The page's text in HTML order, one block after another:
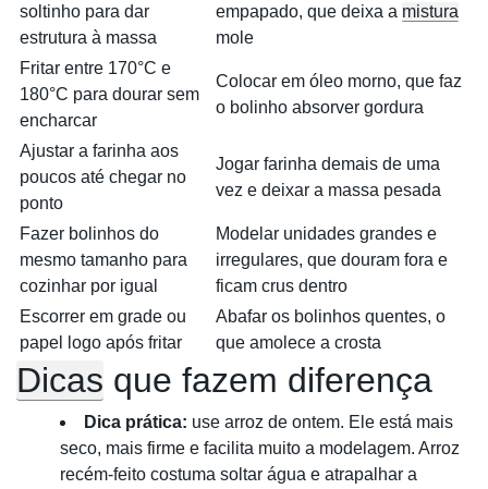
soltinho para dar
estrutura à massa
empapado, que deixa a mistura
mole
Fritar entre 170°C e
180°C para dourar sem
encharcar
Colocar em óleo morno, que faz
o bolinho absorver gordura
Ajustar a farinha aos
poucos até chegar no
ponto
Jogar farinha demais de uma
vez e deixar a massa pesada
Fazer bolinhos do
mesmo tamanho para
cozinhar por igual
Modelar unidades grandes e
irregulares, que douram fora e
ficam crus dentro
Escorrer em grade ou
papel logo após fritar
Abafar os bolinhos quentes, o
que amolece a crosta
Dicas que fazem diferença
Dica prática: use arroz de ontem. Ele está mais
seco, mais firme e facilita muito a modelagem. Arroz
recém-feito costuma soltar água e atrapalhar a